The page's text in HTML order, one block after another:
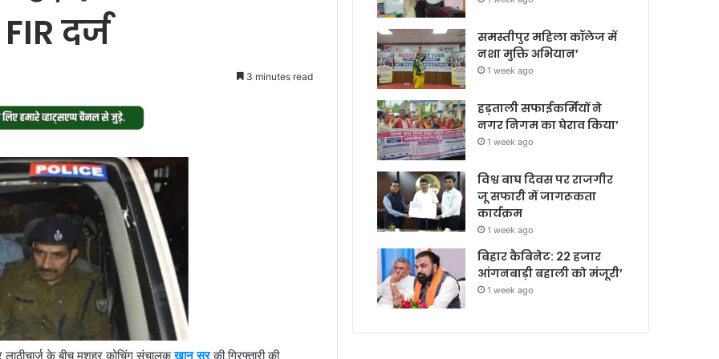
दर्ज
3 minutes read
लाठीचार्ज के बीच मशहूर कोचिंग संचालकखान सरकी गिरफ्तारी की
समस्तीपुर महिला कॉलेज में
नशा मुक्ति अभियान’
1 week ago
हड़ताली सफाईकर्मियों ने
नगर निगम का घेराव किया’
1 week ago
विश्व बाघ दिवस पर राजगीर
जू सफारी में जागरूकता
कार्यक्रम
1 week ago
बिहार कैबिनेट: 22 हजार
आंगनबाड़ी बहाली को मंजूरी’
1 week ago